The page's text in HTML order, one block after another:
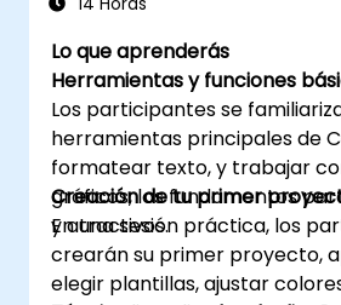
profesionales.
Lo que aprenderás
Herramientas y funciones
Los participantes se
herramientas principales de
formatear texto, y trabajar
gráficos, los fundamentos
y atractivos.
Creación de tu primer
En una sesión práctica, los
crearán su primer proyecto,
elegir plantillas, ajustar